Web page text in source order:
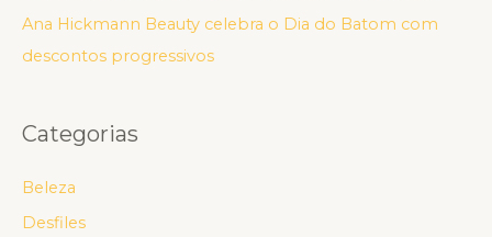
Ana Hickmann Beauty celebra o Dia do Batom com
descontos progressivos
Categorias
Beleza
Desfiles